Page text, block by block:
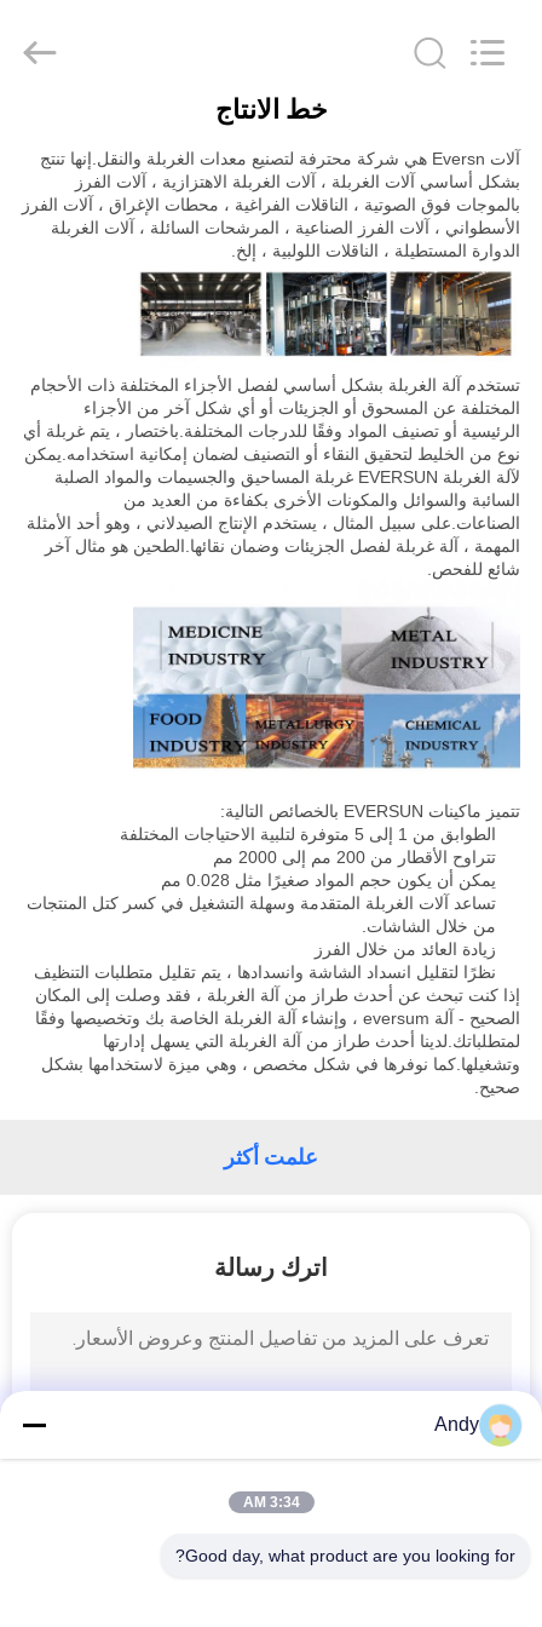
منتجات
عرض
الواقع
الافتراضي
معلومات
عنا
جولة
المعمل
مراقبة
الجودة
اتصل
اطلب
اقتباس
خريطة
خط الانتاج
آلات Eversn هي شركة محترفة لتصنيع معدات الغربلة والنقل.إنها تنتج
بشكل أساسي آلات الغربلة ، آلات الغربلة الاهتزازية ، آلات الفرز
بالموجات فوق الصوتية ، الناقلات الفراغية ، محطات الإغراق ، آلات الفرز
الأسطواني ، آلات الفرز الصناعية ، المرشحات السائلة ، آلات الغربلة
الدوارة المستطيلة ، الناقلات اللولبية ، إلخ.
تستخدم آلة الغربلة بشكل أساسي لفصل الأجزاء المختلفة ذات الأحجام
المختلفة عن المسحوق أو الجزيئات أو أي شكل آخر من الأجزاء
الرئيسية أو تصنيف المواد وفقًا للدرجات المختلفة.باختصار ، يتم غربلة أي
نوع من الخليط لتحقيق النقاء أو التصنيف لضمان إمكانية استخدامه.يمكن
لآلة الغربلة EVERSUN غربلة المساحيق والجسيمات والمواد الصلبة
السائبة والسوائل والمكونات الأخرى بكفاءة من العديد من
الصناعات.على سبيل المثال ، يستخدم الإنتاج الصيدلاني ، وهو أحد الأمثلة
المهمة ، آلة غربلة لفصل الجزيئات وضمان نقائها.الطحين هو مثال آخر
شائع للفحص.
تتميز ماكينات EVERSUN بالخصائص التالية:
الطوابق من 1 إلى 5 متوفرة لتلبية الاحتياجات المختلفة
تتراوح الأقطار من 200 مم إلى 2000 مم
يمكن أن يكون حجم المواد صغيرًا مثل 0.028 مم
تساعد آلات الغربلة المتقدمة وسهلة التشغيل في كسر كتل المنتجات
من خلال الشاشات.
زيادة العائد من خلال الفرز
نظرًا لتقليل انسداد الشاشة وانسدادها ، يتم تقليل متطلبات التنظيف
إذا كنت تبحث عن أحدث طراز من آلة الغربلة ، فقد وصلت إلى المكان
الصحيح - آلة eversum ، وإنشاء آلة الغربلة الخاصة بك وتخصيصها وفقًا
لمتطلباتك.لدينا أحدث طراز من آلة الغربلة التي يسهل إدارتها
وتشغيلها.كما نوفرها في شكل مخصص ، وهي ميزة لاستخدامها بشكل
صحيح.
علمت أكثر
اترك رسالة
Andy
3:34 AM
Good day, what product are you looking for?